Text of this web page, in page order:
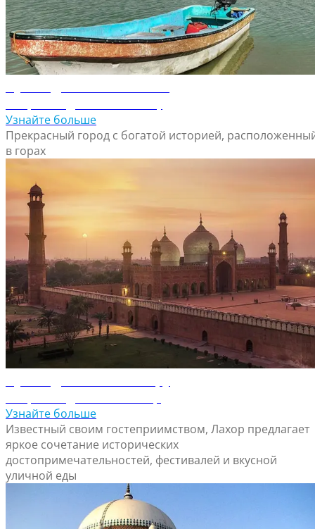
Узнайте больше
Прекрасный город с богатой историей,
в горах
Узнайте больше
Известный своим гостеприимством, Лахор предлагает
яркое сочетание исторических
достопримечательностей, фестивалей и вкусной
уличной еды